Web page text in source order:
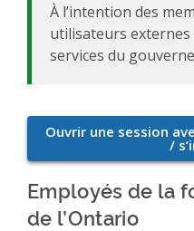
À l’intention des
utilisateurs externes
services du
Employés de la
de l’Ontario